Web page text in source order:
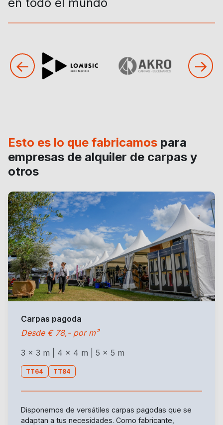
← →
Esto es lo que fabricamos para
empresas de alquiler de carpas y
otros
Carpas pagoda
Desde € 78,- por m²
3 x 3 m | 4 x 4 m | 5 x 5 m
TT64 TT84
Disponemos de versátiles carpas pagodas que se
adaptan a tus necesidades. Como fabricante,